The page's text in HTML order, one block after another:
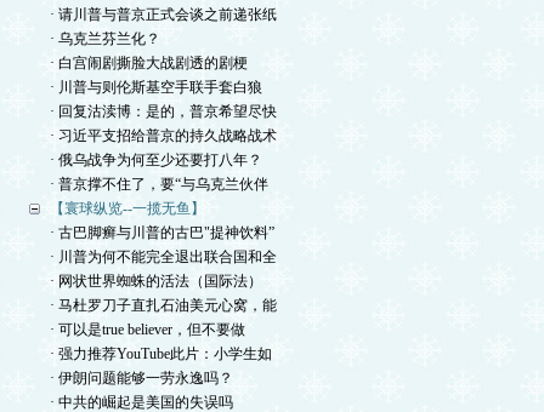
· 请川普与普京正式会谈之前递张纸
· 乌克兰芬兰化？
· 白宫闹剧撕脸大战剧透的剧梗
· 川普与则伦斯基空手联手套白狼
· 回复沽渎博：是的，普京希望尽快
· 习近平支招给普京的持久战略战术
· 俄乌战争为何至少还要打八年？
· 普京撑不住了，要“与乌克兰伙伴
【寰球纵览--一揽无鱼】
· 古巴脚癣与川普的古巴"提神饮料”
· 川普为何不能完全退出联合国和全
· 网状世界蜘蛛的活法（国际法）
· 马杜罗刀子直扎石油美元心窝，能
· 可以是true believer，但不要做
· 强力推荐YouTube此片：小学生如
· 伊朗问题能够一劳永逸吗？
· 中共的崛起是美国的失误吗